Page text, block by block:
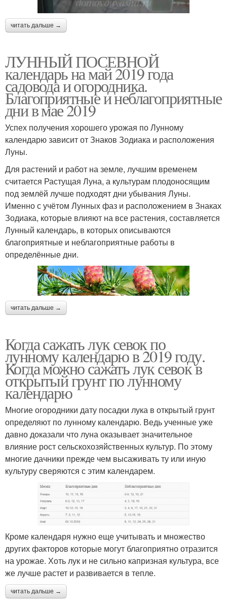
читать дальше →
ЛУННЫЙ ПОСЕВНОЙ
календарь на май 2019 года
садовода и огородника.
Благоприятные и неблагоприятные
дни в мае 2019
Успех получения хорошего урожая по Лунному
календарю зависит от Знаков Зодиака и расположения
Луны.
Для растений и работ на земле, лучшим временем
считается Растущая Луна, а культурам плодоносящим
под землёй лучше подходят дни убывания Луны.
Именно с учётом Лунных фаз и расположением в Знаках
Зодиака, которые влияют на все растения, составляется
Лунный календарь, в которых описываются
благоприятные и неблагоприятные работы в
определённые дни.
читать дальше →
Когда сажать лук севок по
лунному календарю в 2019 году.
Когда можно сажать лук севок в
открытый грунт по лунному
календарю
Многие огородники дату посадки лука в открытый грунт
определяют по лунному календарю. Ведь ученные уже
давно доказали что луна оказывает значительное
влияние рост сельскохозяйственных культур. По этому
многие дачники прежде чем высаживать ту или иную
культуру сверяются с этим календарем.
Кроме календаря нужно еще учитывать и множество
других факторов которые могут благоприятно отразится
на урожае. Хоть лук и не сильно капризная культура, все
же лучше растет и развивается в тепле.
читать дальше →